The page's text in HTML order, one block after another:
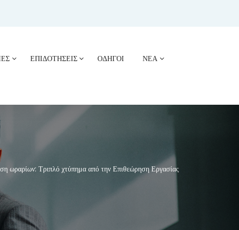
ΕΠΙΔΟΤΗΣΕΙΣ ΟΔΗΓΟΙ ΝΕΑ
ωραρίων: Τριπλό χτύπημα από την Επιθεώρηση Εργασίας